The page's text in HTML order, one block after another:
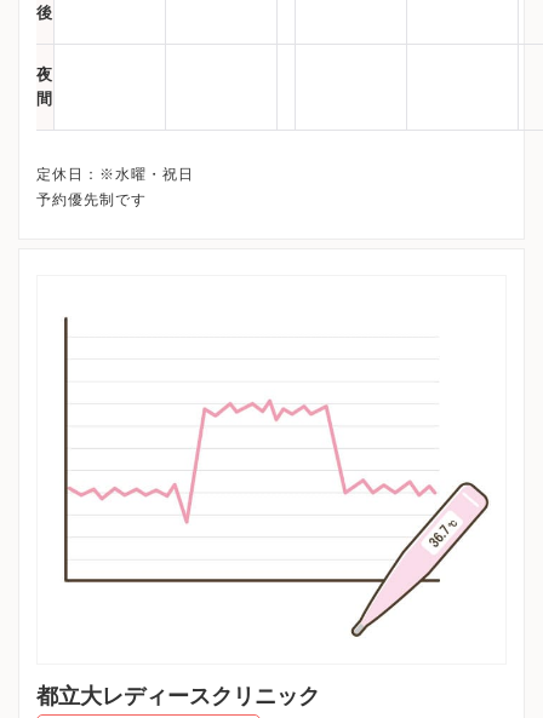
後
夜
間
定休日：※水曜・祝日
都立大レディースクリニック